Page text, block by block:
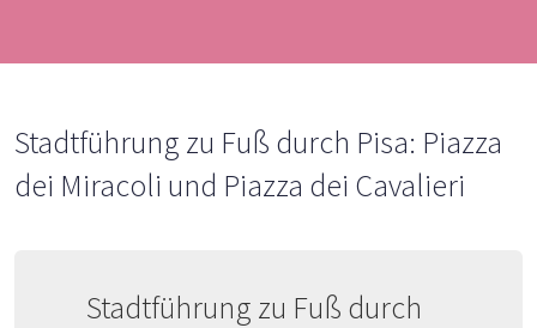
Stadtführung zu Fuß durch Pisa: Piazza
dei Miracoli und Piazza dei Cavalieri
Stadtführung zu Fuß durch